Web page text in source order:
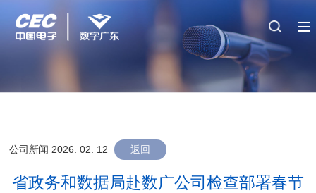
公司新闻 2026. 02 . 12 返回
省政务和数据局赴数广公司检查部署春节